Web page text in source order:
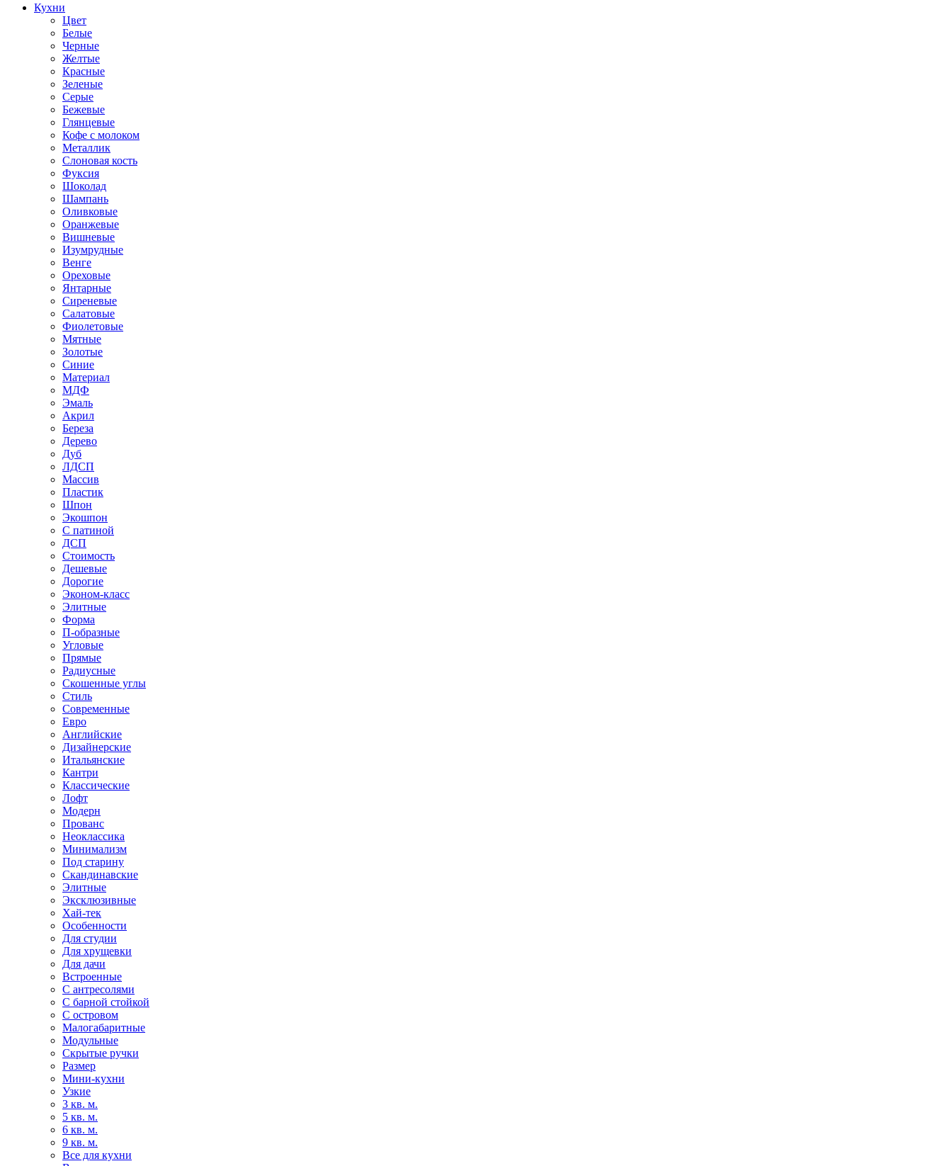
Кухни
Цвет
Белые
Черные
Желтые
Красные
Зеленые
Серые
Бежевые
Глянцевые
Кофе с молоком
Металлик
Слоновая кость
Фуксия
Шоколад
Шампань
Оливковые
Оранжевые
Вишневые
Изумрудные
Венге
Ореховые
Янтарные
Сиреневые
Салатовые
Фиолетовые
Мятные
Золотые
Синие
Материал
МДФ
Эмаль
Акрил
Береза
Дерево
Дуб
ЛДСП
Массив
Пластик
Шпон
Экошпон
С патиной
ДСП
Стоимость
Дешевые
Дорогие
Эконом-класс
Элитные
Форма
П-образные
Угловые
Прямые
Радиусные
Скошенные углы
Стиль
Современные
Евро
Английские
Дизайнерские
Итальянские
Кантри
Классические
Лофт
Модерн
Прованс
Неоклассика
Минимализм
Под старину
Скандинавские
Элитные
Эксклюзивные
Хай-тек
Особенности
Для студии
Для хрущевки
Для дачи
Встроенные
С антресолями
С барной стойкой
С островом
Малогабаритные
Модульные
Скрытые ручки
Размер
Мини-кухни
Узкие
3 кв. м.
5 кв. м.
6 кв. м.
9 кв. м.
Все для кухни